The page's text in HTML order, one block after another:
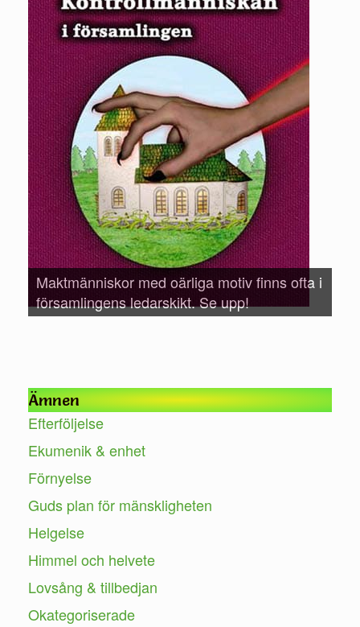
Maktmänniskor med oärliga motiv finns ofta i
församlingens ledarskikt. Se upp!
Ämnen
Efterföljelse
Ekumenik & enhet
Förnyelse
Guds plan för mänskligheten
Helgelse
Himmel och helvete
Lovsång & tillbedjan
Okategoriserade